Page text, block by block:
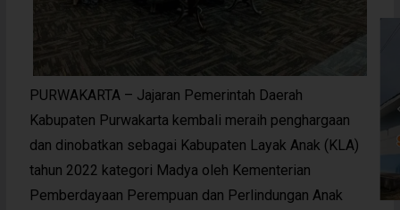
PURWAKARTA – Jajaran Pemerintah Daerah
Kabupaten Purwakarta kembali meraih penghargaan
dan dinobatkan sebagai Kabupaten Layak Anak (KLA)
tahun 2022 kategori Madya oleh Kementerian
Pemberdayaan Perempuan dan Perlindungan Anak